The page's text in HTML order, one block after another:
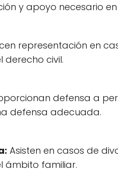
y apoyo necesario
representación en
derecho civil.
defensa a
defensa adecuada.
Asisten en casos de
ámbito familiar.